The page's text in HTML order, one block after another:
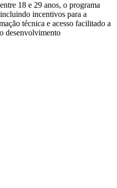
18 e 29 anos, o programa
incentivos para a
técnica e acesso facilitado a
desenvolvimento